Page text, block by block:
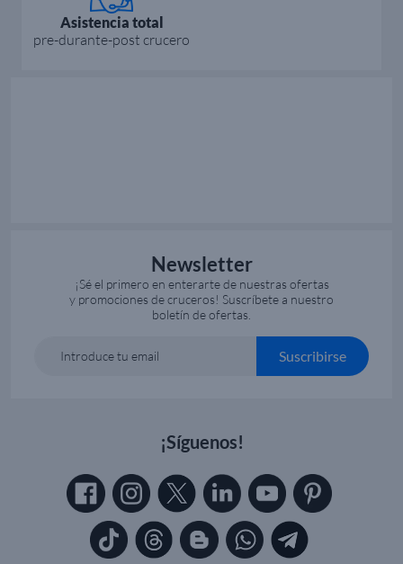
Asistencia total
pre-durante-post crucero
Newsletter
¡Sé el primero en enterarte de nuestras ofertas
y promociones de cruceros! Suscríbete a nuestro
boletín de ofertas.
Introduce tu email Suscribirse
¡Síguenos!